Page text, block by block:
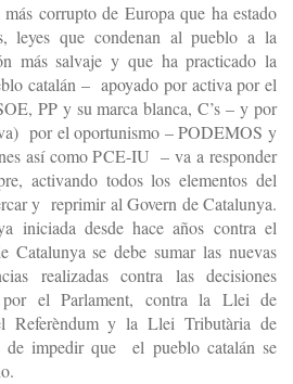
corrupto de Europa que ha estado
leyes que condenan al pueblo a la
más salvaje y que ha practicado la
catalán – apoyado por activa por el
PP y su marca blanca, C’s – y por
por el oportunismo – PODEMOS y
así como PCE-IU – va a responder
activando todos los elementos del
y reprimir al Govern de Catalunya.
iniciada desde hace años contra el
Catalunya se debe sumar las nuevas
realizadas contra las decisiones
por el Parlament, contra la Llei de
Referèndum y la Llei Tributària de
de impedir que el pueblo catalán se